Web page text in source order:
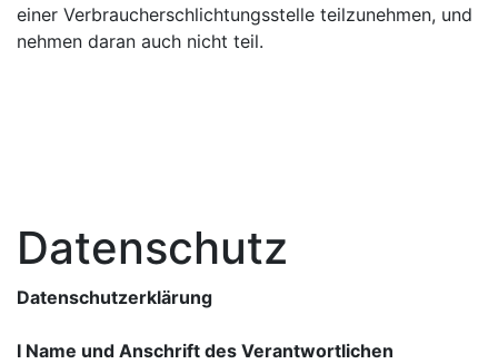
einer Verbraucherschlichtungsstelle teilzunehmen, und
nehmen daran auch nicht teil.
Datenschutz
Datenschutzerklärung
I Name und Anschrift des Verantwortlichen